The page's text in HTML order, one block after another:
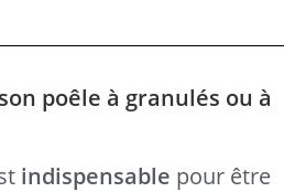
poêle à granulés ou à
indispensable pour être